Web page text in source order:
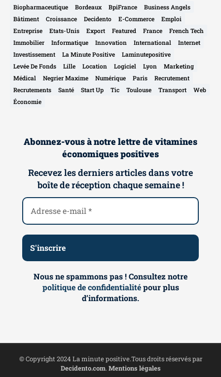
Biopharmaceutique
Bordeaux BpiFrance
Business Angels
Bâtiment
Croissance Decidento E-Commerce
Emploi
Entreprise
Etats-Unis Export Featured France
French Tech
Immobilier
Informatique Innovation International
Internet
Investissement
La Minute Positive
Laminutepositive
Levée De Fonds
Lille Location Logiciel Lyon
Marketing
Médical
Negrier Maxime Numérique Paris
Recrutement
Recrutements
Santé Start Up Tic Toulouse Transport
Web
Économie
Abonnez-vous à notre lettre de vitamines
économiques positives
Recevez les derniers articles dans votre
boîte de réception chaque semaine !
Nous ne spammons pas ! Consultez notre
politique de confidentialitépour plus
d’informations.
© Copyright 2024 La minute positive.Tous droits réservés par
Decidento.com.Mentions légales